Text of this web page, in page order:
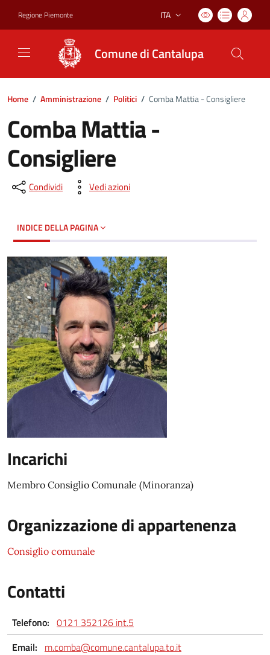
Regione Piemonte Lingua attiva:
ITA
Comune di Cantalupa
Home / Amministrazione / Politici / Comba Mattia - Consigliere
Comba Mattia -
Consigliere
Condividi Vedi azioni
INDICE DELLA PAGINA
Incarichi
Membro Consiglio Comunale (Minoranza)
Organizzazione di appartenenza
Consiglio comunale
Contatti
Telefono: 0121 352126 int.5
Email: m.comba@comune.cantalupa.to.it